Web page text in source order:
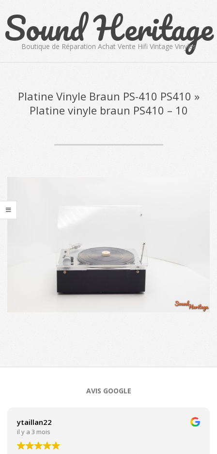
content
Sound Heritage
Boutique de Réparation Achat Vente Hifi Vintage Vinyles
Platine Vinyle Braun PS-410 PS410 »
Platine vinyle braun PS410 – 10
AVIS GOOGLE
ytaillan22
il y a 3 mois